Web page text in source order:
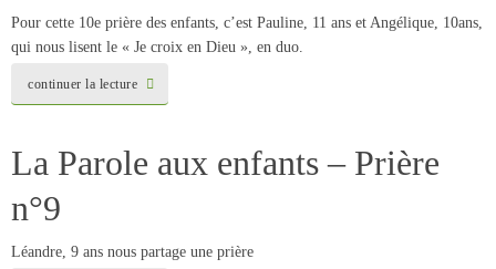
Pour cette 10e prière des enfants, c’est Pauline, 11 ans et Angélique, 10ans,
qui nous lisent le « Je croix en Dieu », en duo.
continuer la lecture
La Parole aux enfants – Prière
n°9
Léandre, 9 ans nous partage une prière